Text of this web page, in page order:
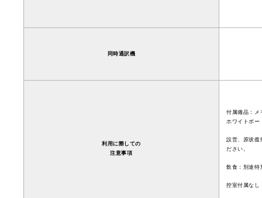
同時通訳機
利用に際しての
注意事項
付属備品：
ホワイトボー
設営、原状復
ださい。
飲食：別途特
控室付属なし